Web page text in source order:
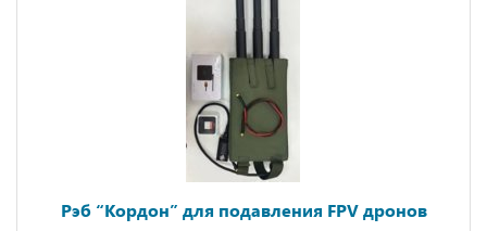
Рэб “Кордон” для подавления FPV дронов